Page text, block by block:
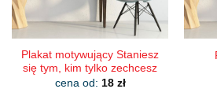
stronie
produktu
Plakat motywujący Staniesz
się tym, kim tylko zechcesz
cena od: 18 zł